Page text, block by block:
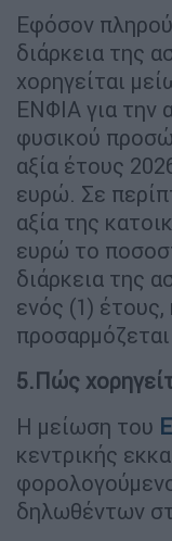
Εφόσον
διάρκεια της
χορηγείται
ΕΝΦΙΑ για την
φυσικού
αξία έτους
ευρώ. Σε
αξία της
ευρώ το
διάρκεια της
ενός (1)
5.Πώς
Η μείωση του
κεντρικής
δηλωθέντων